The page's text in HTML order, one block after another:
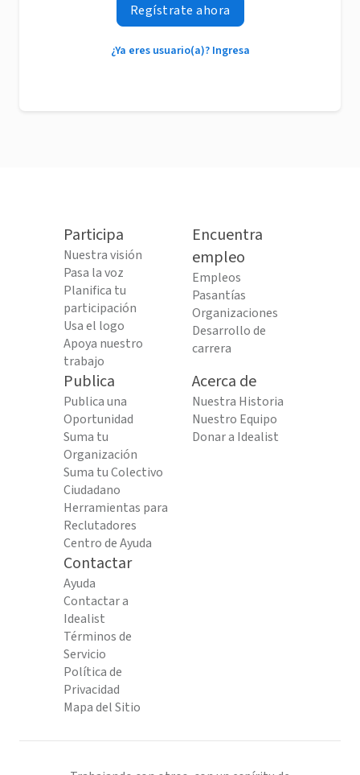
Regístrate ahora
¿Ya eres usuario(a)? Ingresa
Participa
Nuestra visión
Pasa la voz
Planifica tu
participación
Usa el logo
Apoya nuestro
trabajo
Encuentra
empleo
Empleos
Pasantías
Organizaciones
Desarrollo de
carrera
Publica
Publica una
Oportunidad
Suma tu
Organización
Suma tu Colectivo
Ciudadano
Herramientas para
Reclutadores
Centro de Ayuda
Acerca de
Nuestra Historia
Nuestro Equipo
Donar a Idealist
Contactar
Ayuda
Contactar a
Idealist
Términos de
Servicio
Política de
Privacidad
Mapa del Sitio